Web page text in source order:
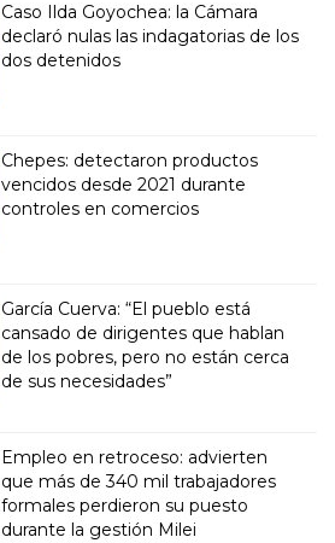
Caso Ilda Goyochea: la Cámara
declaró nulas las indagatorias de los
dos detenidos
Chepes: detectaron productos
vencidos desde 2021 durante
controles en comercios
García Cuerva: “El pueblo está
cansado de dirigentes que hablan
de los pobres, pero no están cerca
de sus necesidades”
Empleo en retroceso: advierten
que más de 340 mil trabajadores
formales perdieron su puesto
durante la gestión Milei